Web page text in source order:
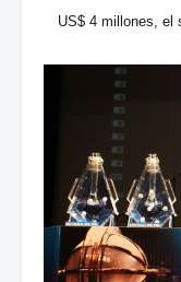
US$ 4 millones, el